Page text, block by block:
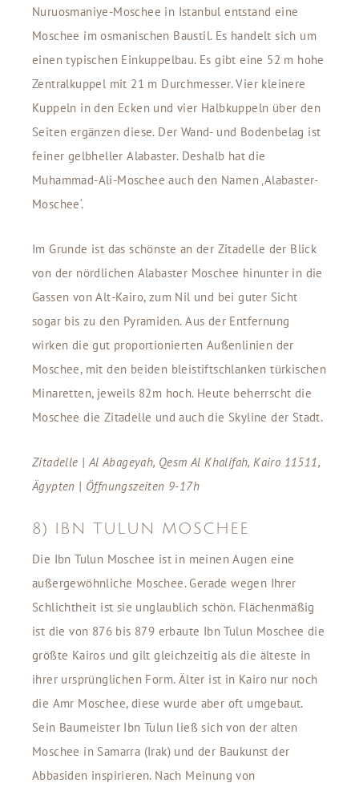
Nuruosmaniye-Moschee in Istanbul entstand eine
Moschee im osmanischen Baustil. Es handelt sich um
einen typischen Einkuppelbau. Es gibt eine 52 m hohe
Zentralkuppel mit 21 m Durchmesser. Vier kleinere
Kuppeln in den Ecken und vier Halbkuppeln über den
Seiten ergänzen diese. Der Wand- und Bodenbelag ist
feiner gelbheller Alabaster. Deshalb hat die
Muhammad-Ali-Moschee auch den Namen ‚Alabaster-
Moschee‘.
Im Grunde ist das schönste an der Zitadelle der Blick
von der nördlichen Alabaster Moschee hinunter in die
Gassen von Alt-Kairo, zum Nil und bei guter Sicht
sogar bis zu den Pyramiden. Aus der Entfernung
wirken die gut proportionierten Außenlinien der
Moschee, mit den beiden bleistiftschlanken türkischen
Minaretten, jeweils 82m hoch. Heute beherrscht die
Moschee die Zitadelle und auch die Skyline der Stadt.
Zitadelle | Al Abageyah, Qesm Al Khalifah, Kairo 11511,
Ägypten | Öffnungszeiten 9-17h
8) IBN TULUN MOSCHEE
Die Ibn Tulun Moschee ist in meinen Augen eine
außergewöhnliche Moschee. Gerade wegen Ihrer
Schlichtheit ist sie unglaublich schön. Flächenmäßig
ist die von 876 bis 879 erbaute Ibn Tulun Moschee die
größte Kairos und gilt gleichzeitig als die älteste in
ihrer ursprünglichen Form. Älter ist in Kairo nur noch
die Amr Moschee, diese wurde aber oft umgebaut.
Sein Baumeister Ibn Tulun ließ sich von der alten
Moschee in Samarra (Irak) und der Baukunst der
Abbasiden inspirieren. Nach Meinung von